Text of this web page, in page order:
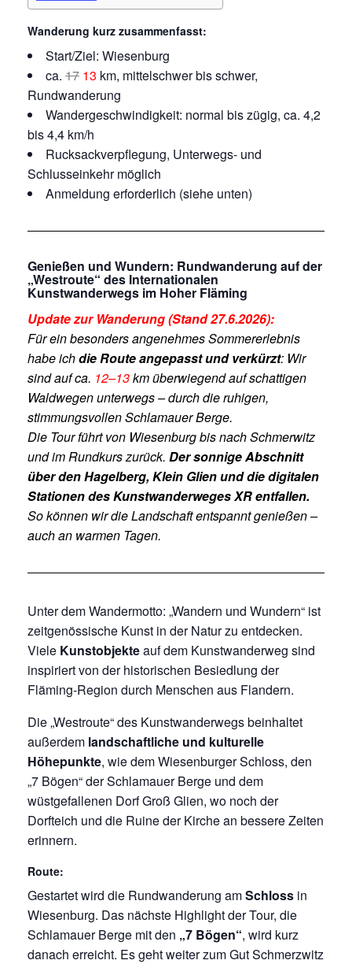
Wanderung kurz zusammenfasst:
Start/Ziel: Wiesenburg
ca. 17 13 km, mittelschwer bis schwer,
Rundwanderung
Wandergeschwindigkeit: normal bis zügig, ca. 4,2
bis 4,4 km/h
Rucksackverpflegung, Unterwegs- und
Schlusseinkehr möglich
Anmeldung erforderlich (siehe unten)
Genießen und Wundern: Rundwanderung auf der
„Westroute“ des Internationalen
Kunstwanderwegs im Hoher Fläming
Update zur Wanderung (Stand 27.6.2026):
Für ein besonders angenehmes Sommererlebnis
habe ichdie Route angepasst und verkürzt: Wir
sind auf ca. 12–13km überwiegend auf schattigen
Waldwegen unterwegs – durch die ruhigen,
stimmungsvollen Schlamauer Berge.
Die Tour führt von Wiesenburg bis nach Schmerwitz
und im Rundkurs zurück. Der sonnige Abschnitt
über den Hagelberg, Klein Glien und die digitalen
Stationen des Kunstwanderweges XR entfallen.
So können wir die Landschaft entspannt genießen –
auch an warmen Tagen.
Unter dem Wandermotto: „Wandern und Wundern“ ist
zeitgenössische Kunst in der Natur zu entdecken.
Viele Kunstobjekteauf dem Kunstwanderweg sind
inspiriert von der historischen Besiedlung der
Fläming-Region durch Menschen aus Flandern.
Die „Westroute“ des Kunstwanderwegs beinhaltet
außerdem landschaftliche und kulturelle
Höhepunkte, wie dem Wiesenburger Schloss, den
„7 Bögen“ der Schlamauer Berge und dem
wüstgefallenen Dorf Groß Glien, wo noch der
Dorfteich und die Ruine der Kirche an bessere Zeiten
erinnern.
Route:
Gestartet wird die Rundwanderung amSchloss in
Wiesenburg. Das nächste Highlight der Tour, die
Schlamauer Berge mit den „7 Bögen“, wird kurz
danach erreicht. Es geht weiter zum Gut Schmerzwitz